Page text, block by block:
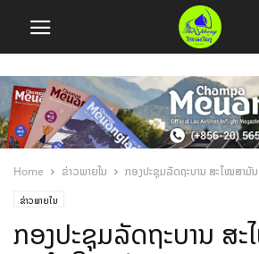
Home ຂ່າວພາຍໃນ ກອງປະຊຸມລັດຖະບານ ສະໄໝສາມັ
ຂ່າວພາຍໃນ
ກອງປະຊຸມລັດຖະບານ ສ